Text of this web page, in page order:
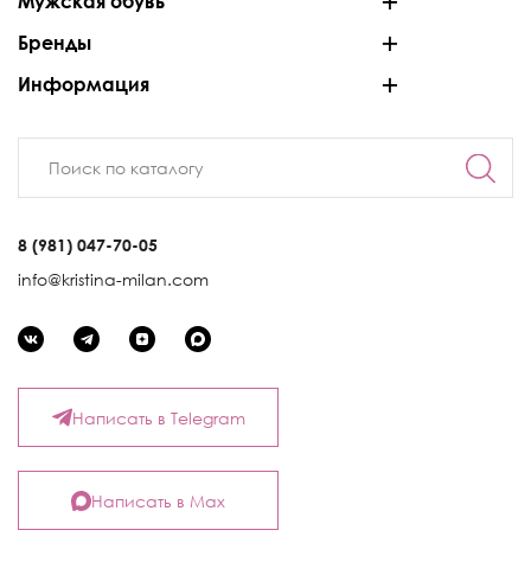
Бренды
Информация
8 (981) 047-70-05
info@kristina-milan.com
Написать в Telegram
Написать в Max